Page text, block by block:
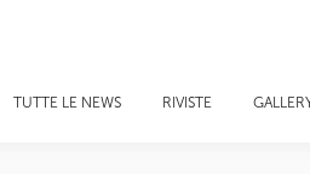
TUTTE LE NEWS RIVISTE